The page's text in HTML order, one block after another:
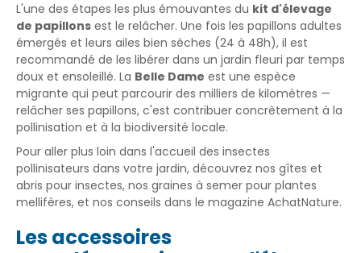
L'une des étapes les plus émouvantes du kit d'élevage
de papillons est le relâcher. Une fois les papillons adultes
émergés et leurs ailes bien sèches (24 à 48h), il est
recommandé de les libérer dans un jardin fleuri par temps
doux et ensoleillé. La Belle Dame est une espèce
migrante qui peut parcourir des milliers de kilomètres —
relâcher ses papillons, c'est contribuer concrètement à la
pollinisation et à la biodiversité locale.
Pour aller plus loin dans l'accueil des insectes
pollinisateurs dans votre jardin, découvrez nos gîtes et
abris pour insectes, nos graines à semer pour plantes
mellifères, et nos conseils dans le magazine AchatNature.
Les accessoires